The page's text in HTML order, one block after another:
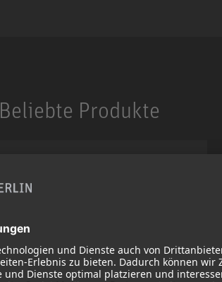
Beliebte Produkte